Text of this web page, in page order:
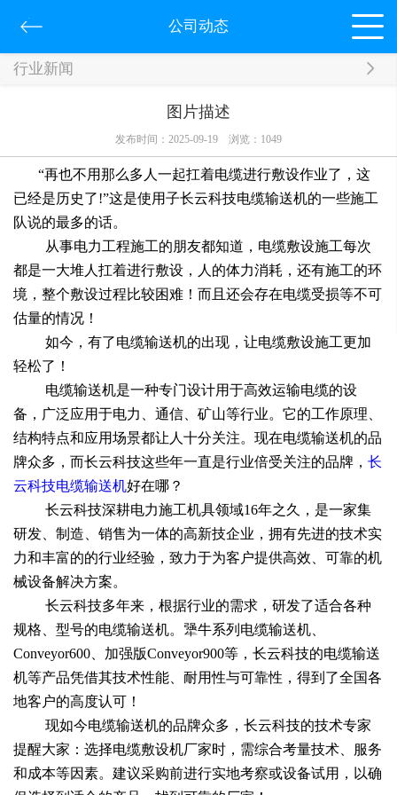
公司动态
行业新闻
图片描述
发布时间：2025-09-19 浏览： 1049
“再也不用那么多人一起扛着电缆进行敷设作业了，这
已经是历史了!”这是使用子长云科技电缆输送机的一些施工
队说的最多的话。
从事电力工程施工的朋友都知道，电缆敷设施工每次
都是一大堆人扛着进行敷设，人的体力消耗，还有施工的环
境，整个敷设过程比较困难！而且还会存在电缆受损等不可
估量的情况！
如今，有了电缆输送机的出现，让电缆敷设施工更加
轻松了！
电缆输送机是一种专门设计用于高效运输电缆的设
备，广泛应用于电力、通信、矿山等行业。它的工作原理、
结构特点和应用场景都让人十分关注。现在电缆输送机的品
牌众多，而长云科技这些年一直是行业倍受关注的品牌， 长
云科技电缆输送机好在哪？
长云科技深耕电力施工机具领域16年之久，是一家集
研发、制造、销售为一体的高新技企业，拥有先进的技术实
力和丰富的的行业经验，致力于为客户提供高效、可靠的机
械设备解决方案。
长云科技多年来，根据行业的需求，研发了适合各种
规格、型号的电缆输送机。犟牛系列电缆输送机、
Conveyor600、加强版Conveyor900等，长云科技的电缆输送
机等产品凭借其技术性能、耐用性与可靠性，得到了全国各
地客户的高度认可！
现如今电缆输送机的品牌众多，长云科技的技术专家
提醒大家：选择电缆敷设机厂家时，需综合考量技术、服务
和成本等因素。建议采购前进行实地考察或设备试用，以确